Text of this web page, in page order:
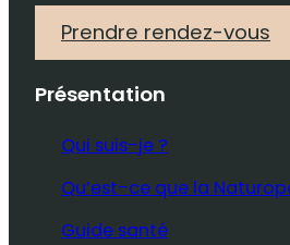
Prendre rendez-vous
Présentation
Qui suis-je ?
Qu’est-ce que la
Guide santé